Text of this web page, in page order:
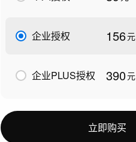
企业授权 156元
企业PLUS授权 390元
立即购买